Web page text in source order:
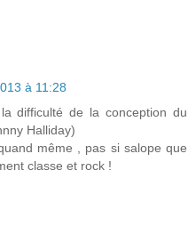
à 11:28
difficulté de la conception du
Halliday)
même , pas si salope que
classe et rock !